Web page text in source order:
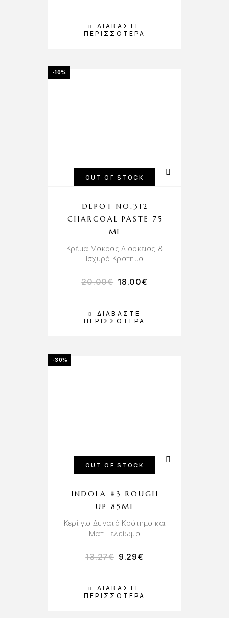
ΔΙΑΒΆΣΤΕ
ΠΕΡΙΣΣΌΤΕΡΑ
-10%
OUT OF STOCK
ΔΙΑΒΆΣΤΕ
ΠΕΡΙΣΣΌΤΕΡΑ
DEPOT NO.312
CHARCOAL PASTE 75
ML
Κρέμα Μακράς Διάρκειας &
Ισχυρό Κράτημα
20.00€ 18.00€
-30%
OUT OF STOCK
ΔΙΑΒΆΣΤΕ
ΠΕΡΙΣΣΌΤΕΡΑ
INDOLA #3 ROUGH
UP 85ML
Κερί για Δυνατό Κράτημα και
Ματ Τελείωμα
13.27€ 9.29€